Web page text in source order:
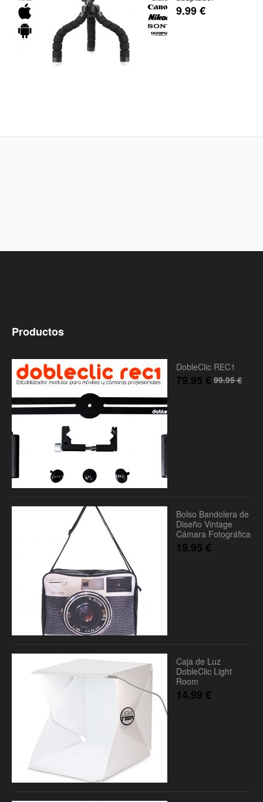
9.99€
Productos
DobleClic REC1
99.95€
79.95 €
Bolso Bandolera de
Diseño Vintage
Cámara Fotográfica
19.95 €
Caja de Luz
DobleClic Light
Room
14.99 €